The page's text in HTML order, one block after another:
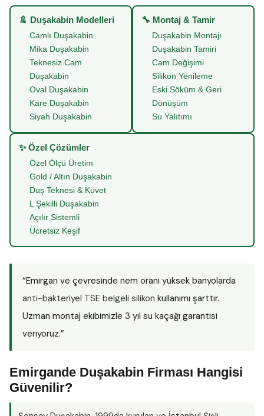
🚿 Duşakabin Modelleri
Camlı Duşakabin
Mika Duşakabin
Teknesiz Cam
Duşakabin
Oval Duşakabin
Kare Duşakabin
Siyah Duşakabin
🔧 Montaj & Tamir
Duşakabin Montajı
Duşakabin Tamiri
Cam Değişimi
Silikon Yenileme
Eski Söküm & Geri
Dönüşüm
Su Yalıtımı
✨ Özel Çözümler
Özel Ölçü Üretim
Gold / Altın Duşakabin
Duş Teknesi & Küvet
L Şekilli Duşakabin
Açılır Sistemli
Ücretsiz Keşif
“Emirgan ve çevresinde nem oranı yüksek banyolarda
anti-bakteriyel TSE belgeli silikon kullanımı şarttır.
Uzman montaj ekibimizle 3 yıl su kaçağı garantisi
veriyoruz.”
Emirgande Duşakabin Firması Hangisi
Güvenilir?